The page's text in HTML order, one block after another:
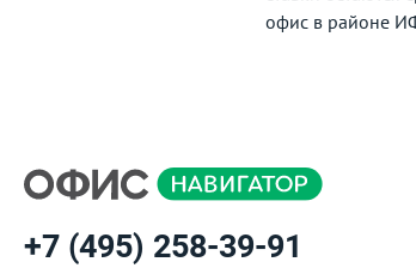
офис в районе
+7 (495) 258-39-91